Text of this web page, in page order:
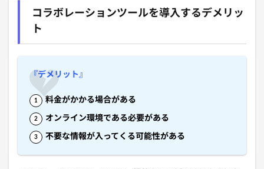
コラボレーションツールを導入するデメリッ
ト
『デメリット』
料金がかかる場合がある
オンライン環境である必要がある
不要な情報が入ってくる可能性がある